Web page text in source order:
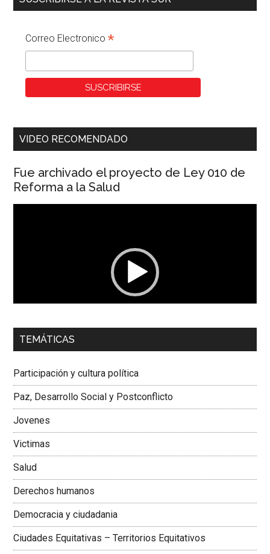
Correo Electronico*
VIDEO RECOMENDADO
Fue archivado el proyecto de Ley 010 de
Reforma a la Salud
00:00 01:04
Dra. Carolina Corcho Mejía,Presidenta Corporación
Colombiana
TEMÁTICAS
Participación y cultura política
Paz, Desarrollo Social y Postconflicto
Jovenes
Victimas
Salud
Derechos humanos
Democracia y ciudadania
Ciudades Equitativas – Territorios Equitativos